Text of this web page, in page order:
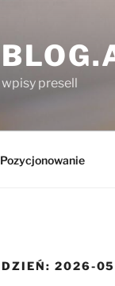
wpisy presell
Pozycjonowanie
DZIEŃ: 2026-